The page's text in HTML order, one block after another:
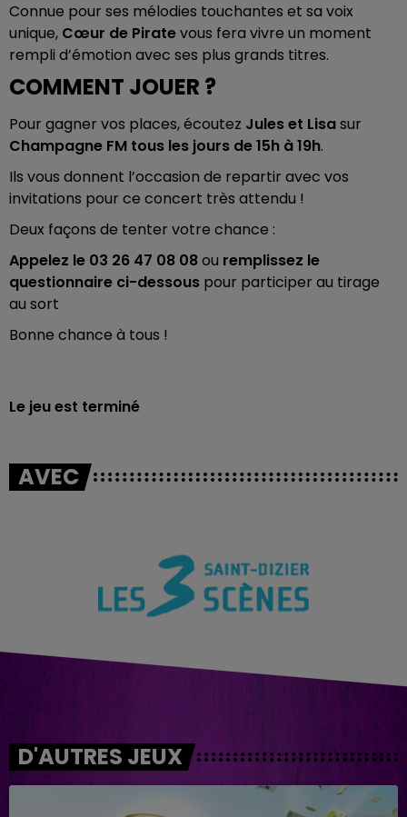
Connue pour ses mélodies touchantes et sa voix
unique, Cœur de Piratevous fera vivre un moment
rempli d’émotion avec ses plus grands titres.
COMMENT JOUER ?
Pour gagner vos places, écoutez Jules et Lisasur
Champagne FM tous les jours de 15h à 19h.
Ils vous donnent l’occasion de repartir avec vos
invitations pour ce concert très attendu !
Deux façons de tenter votre chance :
Appelez le 03 26 47 08 08ou remplissez le
questionnaire ci-dessous pour participer au tirage
au sort
Bonne chance à tous !
Le jeu est terminé
AVEC
D'AUTRES JEUX